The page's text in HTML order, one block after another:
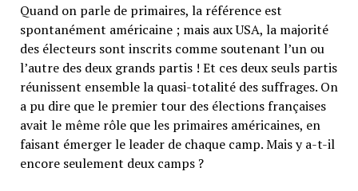
Quand on parle de primaires, la référence est
spontanément américaine ; mais aux USA, la majorité
des électeurs sont inscrits comme soutenant l’un ou
l’autre des deux grands partis ! Et ces deux seuls partis
réunissent ensemble la quasi-totalité des suffrages. On
a pu dire que le premier tour des élections françaises
avait le même rôle que les primaires américaines, en
faisant émerger le leader de chaque camp. Mais y a-t-il
encore seulement deux camps ?